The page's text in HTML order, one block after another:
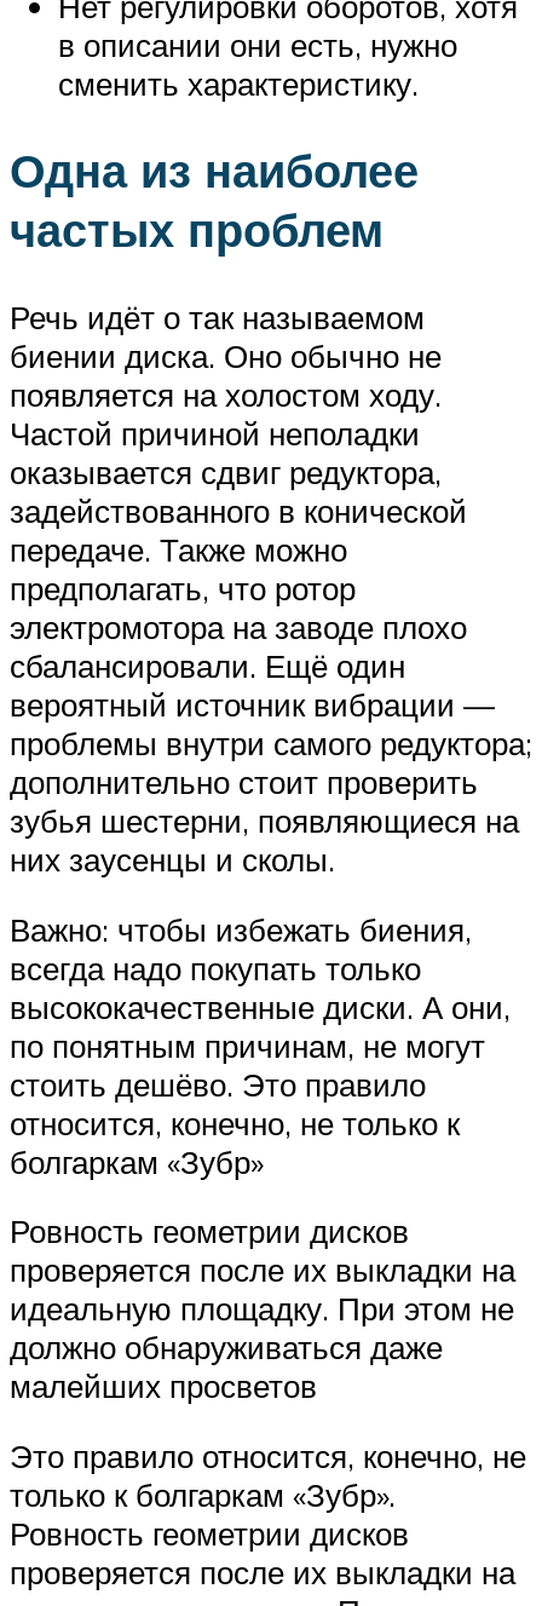
в описании они есть, нужно
сменить характеристику.
Одна из наиболее
частых проблем
Речь идёт о так называемом
биении диска. Оно обычно не
появляется на холостом ходу.
Частой причиной неполадки
оказывается сдвиг редуктора,
задействованного в конической
передаче. Также можно
предполагать, что ротор
электромотора на заводе плохо
сбалансировали. Ещё один
вероятный источник вибрации —
проблемы внутри самого редуктора;
дополнительно стоит проверить
зубья шестерни, появляющиеся на
них заусенцы и сколы.
Важно: чтобы избежать биения,
всегда надо покупать только
высококачественные диски. А они,
по понятным причинам, не могут
стоить дешёво. Это правило
относится, конечно, не только к
болгаркам «Зубр»
Ровность геометрии дисков
проверяется после их выкладки на
идеальную площадку. При этом не
должно обнаруживаться даже
малейших просветов
Это правило относится, конечно, не
только к болгаркам «Зубр».
Ровность геометрии дисков
проверяется после их выкладки на